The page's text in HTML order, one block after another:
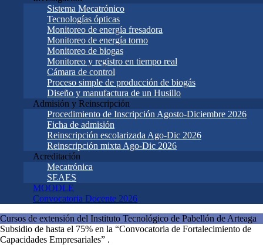
Sistema Mecatrónico
Tecnologías ópticas
Monitoreo de energía fresadora
Monitoreo de energía torno
Monitoreo de biogas
Monitoreo y registro en tiempo real
Cámara de control
Proceso simple de producción de biogás
Diseño y manufactura de un Husillo
Admisión y Reinscripción
Procedimiento de Inscripción Agosto-Diciembre 2026
Ficha de admisión
Reinscripción escolarizada Ago-Dic 2026
Reinscripción mixta Ago-Dic 2026
Acreditación
Mecatrónica
SEAES
MOODLE
Convocatoria Docente 2026
Cursos de extensión del Instituto Tecnológico de Pabellón de Arteaga
Subsidio de hasta el 75% en la “Convocatoria de Fortalecimiento de
Capacidades Empresariales” .